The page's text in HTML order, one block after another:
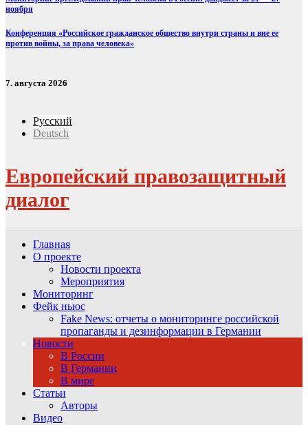
ноября
Конференция «Российское гражданское общество внутри страны и вне ее
против войны, за права человека»
7. августа 2026
Русский
Deutsch
Европейский правозащитный
диалог
Главная
О проекте
Новости проекта
Мероприятия
Мониторинг
Фейк ньюс
Fake News: отчеты о мониторинге российской
пропаганды и дезинформации в Германии
Новости
В России
В Германии
В мире
Статьи
Авторы
Видео